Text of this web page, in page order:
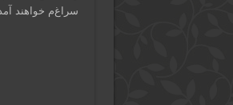
سراغ‌م خواهند